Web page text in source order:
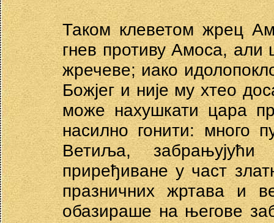
Таком клеветом жрец
гнев противу Амоса,
жречеве; иако
Божјег и није му хтео
може нахушкати цара
насилно гонити: много
Ветиља,
приређиване у част
празничних жртава и
обазираше на његове